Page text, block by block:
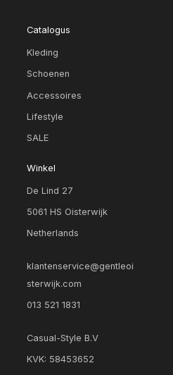
Catalogus
Kleding
Schoenen
Accessoires
Lifestyle
SALE
Winkel
De Lind 27
5061 HS Oisterwijk
Netherlands
klantenservice@gentleoi
sterwijk.com
013 521 1831
Casual-Style B.V
KVK: 58453652